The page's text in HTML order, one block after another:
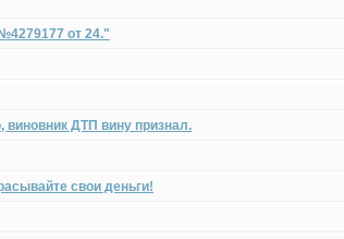
от 24."
виновник ДТП вину признал.
свои деньги!